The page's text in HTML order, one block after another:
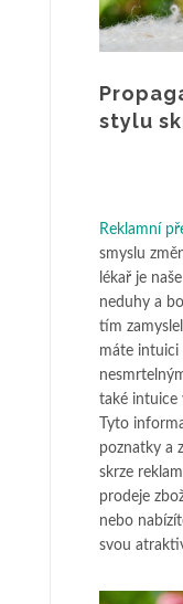
stylu
Reklamní
smyslu
lékař je
neduhy a
tím
máte intuici
také intuice
Tyto
poznatky a
skrze
prodeje
nebo
svou